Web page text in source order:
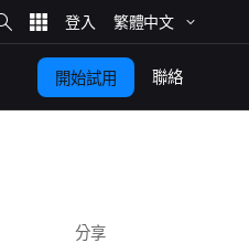
網
站
​搜
繁體​中文
開始​試用 聯絡
分享